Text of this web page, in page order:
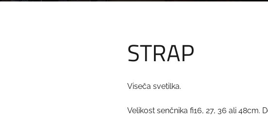
STRAP
Viseča svetilka.
Velikost senčnika fi16, 27, 36 ali 48cm.